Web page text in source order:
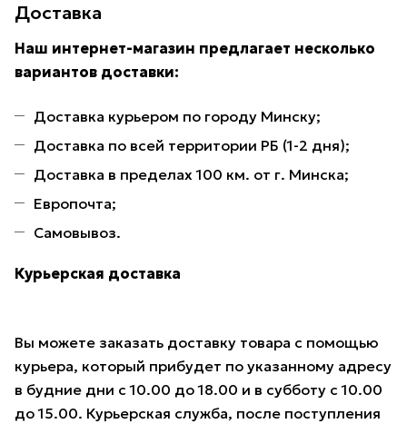
Доставка
Наш интернет-магазин предлагает несколько
вариантов доставки:
Доставка курьером по городу Минску;
Доставка по всей территории РБ (1-2 дня);
Доставка в пределах 100 км. от г. Минска;
Европочта;
Самовывоз.
Курьерская доставка
Вы можете заказать доставку товара с помощью
курьера, который прибудет по указанному адресу
в будние дни с 10.00 до 18.00 и в субботу с 10.00
до 15.00. Курьерская служба, после поступления